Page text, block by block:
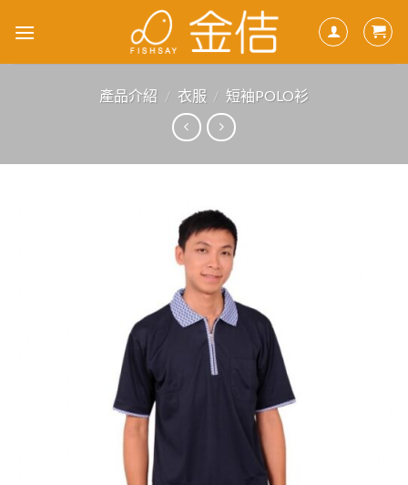
產品介紹 / 衣服 / 短袖POLO衫